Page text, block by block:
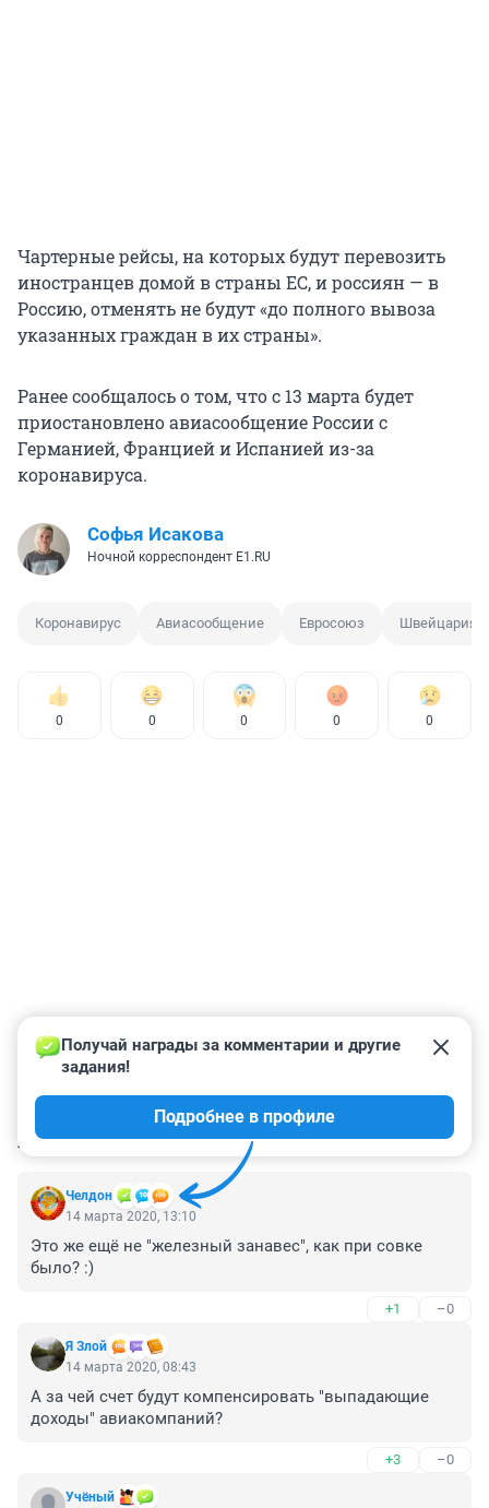
Чартерные рейсы, на которых будут перевозить
иностранцев домой в страны ЕС, и россиян — в
Россию, отменять не будут «до полного вывоза
указанных граждан в их страны».
Ранее сообщалось о том, что с 13 марта будет
приостановлено авиасообщение России с
Германией, Францией и Испанией из-за
коронавируса.
Софья Исакова
Ночной корреспондент E1.RU
Коронавирус Авиасообщение Евросоюз Швейцария
0 0 0 0 0
КОММЕНТАРИИ 12
Челдон
Получай награды за комментарии и другие
задания!
Подробнее в профиле
14 марта 2020, 13:10
Это же ещё не "железный занавес", как при совке
было? :)
+1 –0
Я Злой
14 марта 2020, 08:43
А за чей счет будут компенсировать "выпадающие
доходы" авиакомпаний?
+3 –0
Учёный